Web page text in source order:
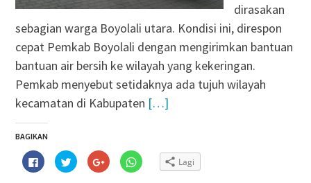
dirasakan
sebagian warga Boyolali utara. Kondisi ini, direspon
cepat Pemkab Boyolali dengan mengirimkan bantuan
bantuan air bersih ke wilayah yang kekeringan.
Pemkab menyebut setidaknya ada tujuh wilayah
kecamatan di Kabupaten […]
BAGIKAN
Klik
untuk
membagikan
Klik
untuk
berbagi
Klik
untuk
berbagi
Klik
untuk Lagi